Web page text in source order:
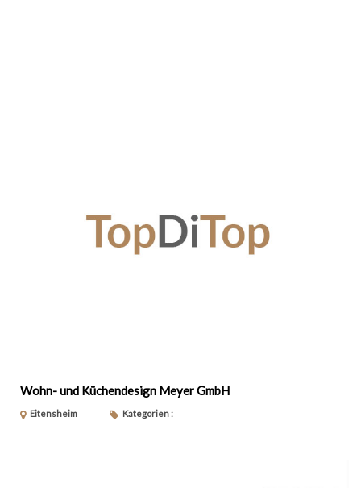
Wohn- und Küchendesign Meyer GmbH
Eitensheim Kategorien :